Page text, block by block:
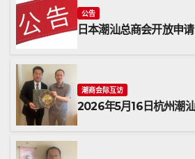
公告
日本潮汕总商会开放申请
潮商会际互访
2026年5月16日杭州潮